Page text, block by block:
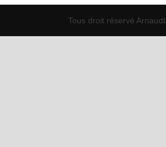
Tous droit réservé